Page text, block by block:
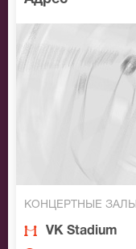
КОНЦЕРТНЫЕ ЗАЛЫ
VK Stadium